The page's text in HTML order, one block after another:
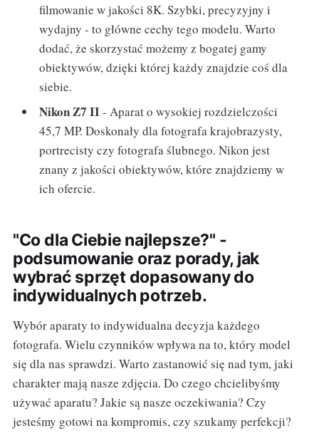
filmowanie w jakości 8K. Szybki, precyzyjny i
wydajny - to główne cechy tego modelu. Warto
dodać, że skorzystać możemy z bogatej gamy
obiektywów, dzięki której każdy znajdzie coś dla
siebie.
Nikon Z7 II- Aparat o wysokiej rozdzielczości
45,7 MP. Doskonały dla fotografa krajobrazysty,
portrecisty czy fotografa ślubnego. Nikon jest
znany z jakości obiektywów, które znajdziemy w
ich ofercie.
"Co dla Ciebie najlepsze?" -
podsumowanie oraz porady, jak
wybrać sprzęt dopasowany do
indywidualnych potrzeb.
Wybór aparaty to indywidualna decyzja każdego
fotografa. Wielu czynników wpływa na to, który model
się dla nas sprawdzi. Warto zastanowić się nad tym, jaki
charakter mają nasze zdjęcia. Do czego chcielibyśmy
używać aparatu? Jakie są nasze oczekiwania? Czy
jesteśmy gotowi na kompromis, czy szukamy perfekcji?